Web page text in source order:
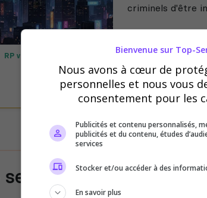
RP vocal
criminels d'être
Souscrire à une offre
serveurs AltV
Bienvenue sur Top-
Nous avons à cœur de
personnelles et nous vous
consentement pour les
Publicités et contenu personnalisés,
publicités et du contenu, études
services
Stocker et/ou accéder à des
En savoir plus